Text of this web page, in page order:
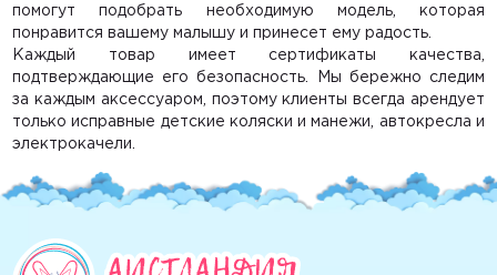
помогут подобрать необходимую модель, которая
понравится вашему малышу и принесет ему радость.
Каждый товар имеет сертификаты качества,
подтверждающие его безопасность. Мы бережно следим
за каждым аксессуаром, поэтому клиенты всегда арендует
только исправные детские коляски и манежи, автокресла и
электрокачели.